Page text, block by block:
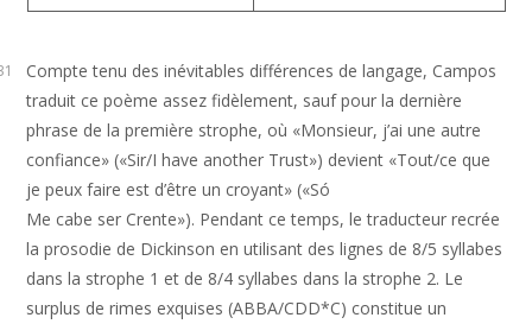
Compte tenu des inévitables différences de langage, Campos
traduit ce poème assez fidèlement, sauf pour la dernière
phrase de la première strophe, où «Monsieur, j’ai une autre
confiance» («Sir/I have another Trust») devient «Tout/ce que
je peux faire est d’être un croyant» («Só
Me cabe ser Crente»). Pendant ce temps, le traducteur recrée
la prosodie de Dickinson en utilisant des lignes de 8/5 syllabes
dans la strophe 1 et de 8/4 syllabes dans la strophe 2. Le
surplus de rimes exquises (ABBA/CDD*C) constitue un